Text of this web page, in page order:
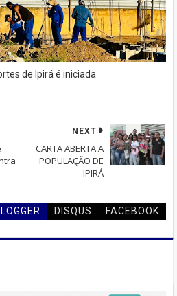
de Ipirá é iniciada
NEXT
CARTA ABERTA A
POPULAÇÃO DE
IPIRÁ
DISQUS FACEBOOK